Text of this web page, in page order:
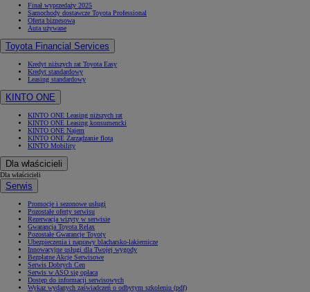
Finał wyprzedaży 2025
Samochody dostawcze Toyota Professional
Oferta biznesowa
Auta używane
Toyota Financial Services
Kredyt niższych rat Toyota Easy
Kredyt standardowy
Leasing standardowy
KINTO ONE
KINTO ONE Leasing niższych rat
KINTO ONE Leasing konsumencki
KINTO ONE Najem
KINTO ONE Zarządzanie flotą
KINTO Mobility
Dla właścicieli
Dla właścicieli
Serwis
Promocje i sezonowe usługi
Pozostałe oferty serwisu
Rezerwacja wizyty w serwisie
Gwarancja Toyota Relax
Pozostałe Gwarancje Toyoty
Ubezpieczenia i naprawy blacharsko-lakiernicze
Innowacyjne usługi dla Twojej wygody
Bezpłatne Akcje Serwisowe
Serwis Dobrych Cen
Serwis w ASO się opłaca
Dostęp do informacji serwisowych
Wykaz wydanych zaświadczeń o odbytym szkoleniu (pdf)